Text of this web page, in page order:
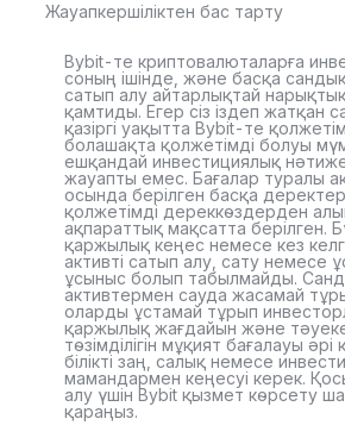
Жауапкершіліктен бас тарту
Bybit-те криптовалюталарға
соның ішінде, және басқа
сатып алу айтарлықтай
қамтиды. Егер сіз іздеп жатқан
қазіргі уақытта Bybit-те
болашақта қолжетімді болуы
ешқандай инвестициялық
жауапты емес. Бағалар туралы
осында берілген басқа
қолжетімді дереккөздерден
ақпараттық мақсатта берілген.
қаржылық кеңес немесе кез
активті сатып алу, сату немесе
ұсыныс болып табылмайды.
активтермен сауда жасамай
оларды ұстамай тұрып
қаржылық жағдайын және
төзімділігін мұқият бағалауы
білікті заң, салық немесе
мамандармен кеңесуі керек.
алу үшін Bybit қызмет көрсету
қараңыз.